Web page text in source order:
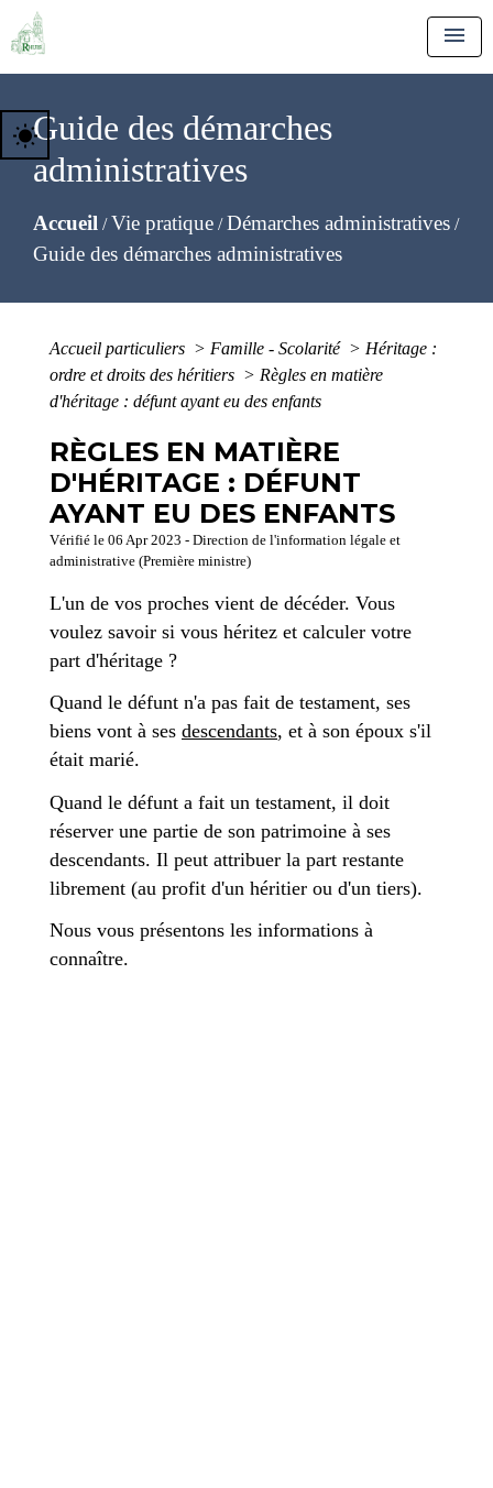
menu
Guide des démarches
administratives
Accueil /Vie pratique /Démarches administratives /
Guide des démarches administratives
wb_sunny
Accueil particuliers > Famille - Scolarité > Héritage :
ordre et droits des héritiers > Règles en matière
d'héritage : défunt ayant eu des enfants
RÈGLES EN MATIÈRE
D'HÉRITAGE : DÉFUNT
AYANT EU DES ENFANTS
Vérifié le 06 Apr 2023 - Direction de l'information légale et
administrative (Première ministre)
L'un de vos proches vient de décéder. Vous
voulez savoir si vous héritez et calculer votre
part d'héritage ?
Quand le défunt n'a pas fait de testament, ses
biens vont à ses descendants, et à son époux s'il
était marié.
Quand le défunt a fait un testament, il doit
réserver une partie de son patrimoine à ses
descendants. Il peut attribuer la part restante
librement (au profit d'un héritier ou d'un tiers).
Nous vous présentons les informations à
connaître.